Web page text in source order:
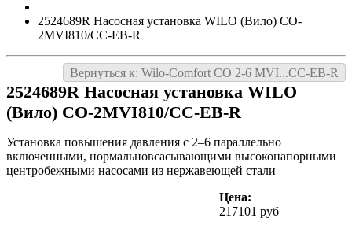
2524689R Насосная установка WILO (Вило) CO-
2MVI810/CC-EB-R
Вернуться к: Wilo-Comfort CO 2-6 MVI...CC-EB-R
2524689R Насосная установка WILO
(Вило) CO-2MVI810/CC-EB-R
Установка повышения давления с 2–6 параллельно
включенными, нормальновсасывающими высоконапорными
центробежными насосами из нержавеющей стали
Цена:
217101 руб